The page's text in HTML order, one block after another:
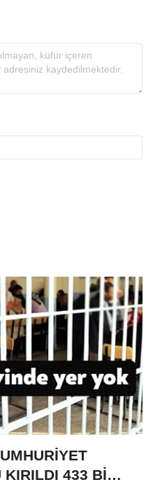
KIRILDI 433 BİN